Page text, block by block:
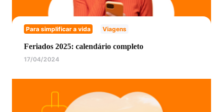
Para simplificar a vida Viagens
Feriados 2025: calendário completo
17/04/2024